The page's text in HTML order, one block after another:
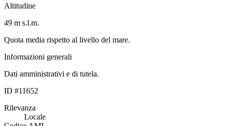
Altitudine
49 m s.l.m.
Quota media rispetto al livello del mare.
Informazioni generali
Dati amministrativi e di tutela.
ID #11652
Rilevanza
Locale